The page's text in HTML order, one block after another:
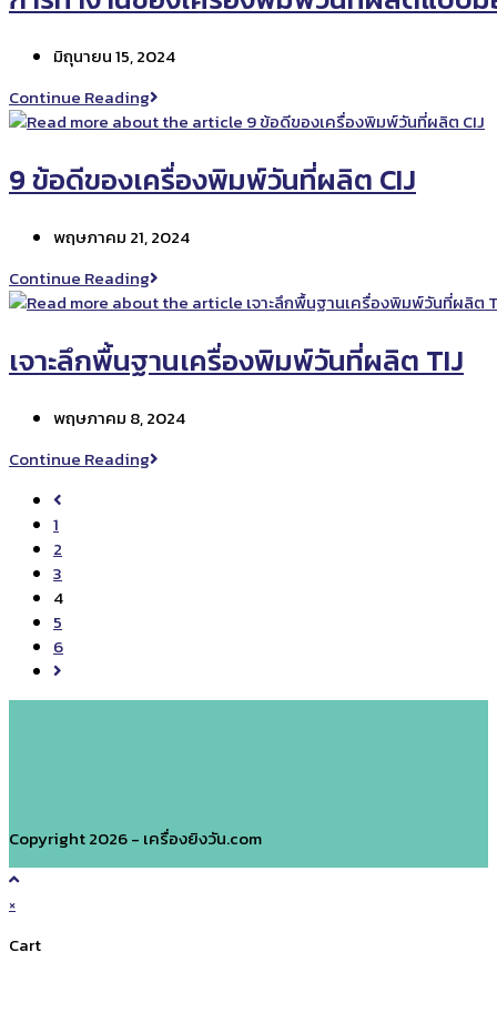
อุด
ใน
เครื่องพิมพ์
วัน
ที่
ผลิต
Post
มิถุนายน 15, 2024
Continue Readingการ
ทำงาน
เครื่องพิมพ์
วัน
ผลิต
แบบ
มือ
ลาก
9 ข้อดีของเครื่องพิมพ์วันที่ผลิต CIJ
Post
พฤษภาคม 21, 2024
Continue Reading9
ข้อดี
เครื่องพิมพ์
วัน
ผลิต
CIJ
เจาะลึกพื้นฐานเครื่องพิมพ์วันที่ผลิต TIJ
Post
พฤษภาคม 8, 2024
Continue Readingเจาะ
Go
to
the
previous
page
1
2
3
4
5
6
Go
Copyright 2026 - เครื่องยิงวัน.com
×
Cart